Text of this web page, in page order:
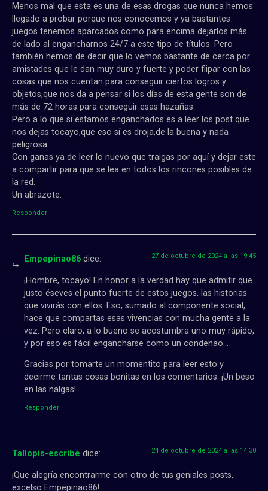
Menos mal que esta es una de esas drogas que nunca hemos
llegado a probar porque nos conocemos y ya bastantes
juegos tenemos aparcados como para encima dejarlos más
de lado al engancharnos 24/7 a este tipo de títulos. Pero
también hemos de decir que lo vemos bastante de cerca por
amistades que le dan muy duro y fuerte y poder flipar con las
cosas que nos cuentan para conseguir ciertos logros y
objetos,que nos da a pensar si los días de esta gente son de
más de 72 horas para conseguir esas hazañas.
Pero a lo que si estamos enganchados es a leer los post que
nos dejas tocayo,que eso sí es droja,de la buena y nada
peligrosa.
Con ganas ya de leer lo nuevo que traigas por aquí y dejar este
a compartir para que se lea en todos los rincones posibles de
la red.
Un abrazote.
Responder
Empepinao86 dice: 27 de octubre de 2024 a las 19:45
¡Hombre, tocayo! En honor a la verdad hay que admitir que
justo éseves el punto fuerte de estos juegos, las historias
que vivirás con ellos. Eso, sumado al componente social,
hace que compartas esas vivencias con mucha gente a la
vez. Pero claro, a lo bueno se acostumbra uno muy rápido,
y por eso es fácil engancharse como un condenao…
Gracias por tomarte un momentito para leer esto y
decirme tantas cosas bonitas en los comentarios. ¡Un beso
en las nalgas!
Responder
Tallopis-escribe dice: 24 de octubre de 2024 a las 14:30
¡Que alegría encontrarme con otro de tus geniales posts,
excelso Empepinao86!